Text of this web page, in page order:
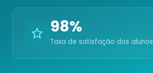
98%
Taxa de satisfação dos alunos